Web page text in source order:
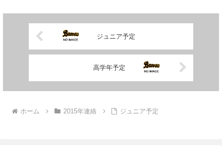
ジュニア予定
高学年予定
ホーム 2015年連絡 ジュニア予定